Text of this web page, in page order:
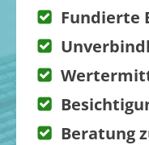
Fundierte
Beratung